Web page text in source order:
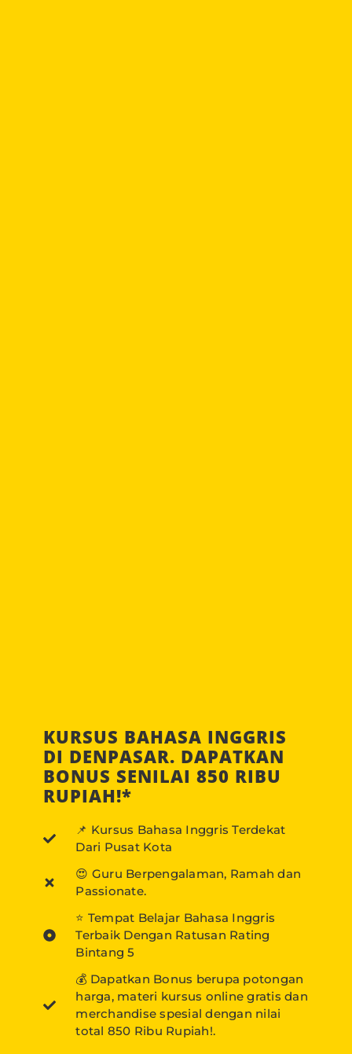
KURSUS BAHASA INGGRIS
DI DENPASAR. DAPATKAN
BONUS SENILAI 850 RIBU
RUPIAH!*
📌 Kursus Bahasa Inggris Terdekat
Dari Pusat Kota
😍 Guru Berpengalaman, Ramah dan
Passionate.
⭐ Tempat Belajar Bahasa Inggris
Terbaik Dengan Ratusan Rating
Bintang 5
💰 Dapatkan Bonus berupa potongan
harga, materi kursus online gratis dan
merchandise spesial dengan nilai
total 850 Ribu Rupiah!.